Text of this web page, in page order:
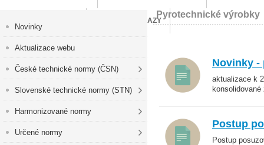
UŽITEČNÉ ODKAZY
Novinky
Aktualizace webu
České technické normy (ČSN)
Slovenské technické normy (STN)
Harmonizované normy
Určené normy
Pyrotechnické výrobky
Novinky -
aktualizace k
Postup
Postup